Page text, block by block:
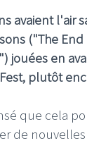
avaient l'air
("The
jouées en
plutôt
que cela
de